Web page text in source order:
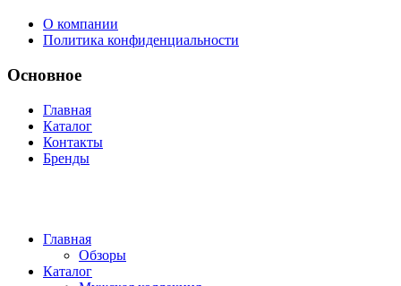
О компании
Политика конфиденциальности
Основное
Главная
Каталог
Контакты
Бренды
Главная
Обзоры
Каталог